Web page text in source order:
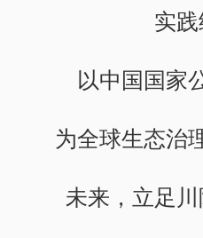
实
以中国国家
为全球生态治
未来，立足